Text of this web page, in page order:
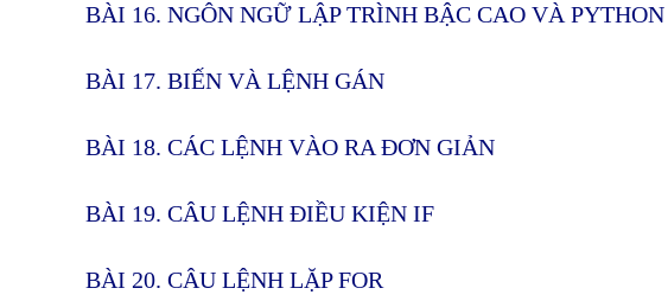
BÀI 16. NGÔN NGỮ LẬP TRÌNH BẬC CAO VÀ PYTHON
BÀI 17. BIẾN VÀ LỆNH GÁN
BÀI 18. CÁC LỆNH VÀO RA ĐƠN GIẢN
BÀI 19. CÂU LỆNH ĐIỀU KIỆN IF
BÀI 20. CÂU LỆNH LẶP FOR